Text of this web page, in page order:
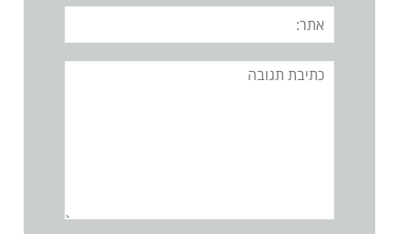
אתר:
תגובה